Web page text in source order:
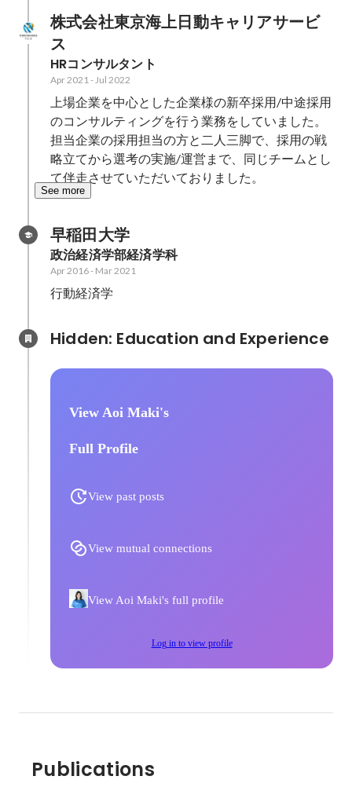
株式会社東京海上日動キャリアサービ
ス
HRコンサルタント
Apr 2021 - Jul 2022
上場企業を中心とした企業様の新卒採用/中途採用
のコンサルティングを行う業務をしていました。
担当企業の採用担当の方と二人三脚で、採用の戦
略立てから選考の実施/運営まで、同じチームとし
て伴走させていただいておりました。
See more
早稲田大学
政治経済学部経済学科
Apr 2016- Mar 2021
行動経済学
View Aoi Maki's
Full Profile
View past posts
View mutual connections
View Aoi Maki's full profile
Log in to view profile
Publications